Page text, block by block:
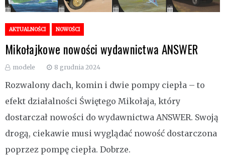
AKTUALNOŚCI NOWOŚCI
Mikołajkowe nowości wydawnictwa ANSWER
modele 8 grudnia 2024
Rozwalony dach, komin i dwie pompy ciepła – to
efekt działalności Świętego Mikołaja, który
dostarczał nowości do wydawnictwa ANSWER. Swoją
drogą, ciekawie musi wyglądać nowość dostarczona
poprzez pompę ciepła. Dobrze.